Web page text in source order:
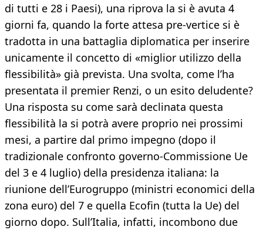
di tutti e 28 i Paesi), una riprova la si è avuta 4
giorni fa, quando la forte attesa pre-vertice si è
tradotta in una battaglia diplomatica per inserire
unicamente il concetto di «miglior utilizzo della
flessibilità» già prevista. Una svolta, come l’ha
presentata il premier Renzi, o un esito deludente?
Una risposta su come sarà declinata questa
flessibilità la si potrà avere proprio nei prossimi
mesi, a partire dal primo impegno (dopo il
tradizionale confronto governo-Commissione Ue
del 3 e 4 luglio) della presidenza italiana: la
riunione dell’Eurogruppo (ministri economici della
zona euro) del 7 e quella Ecofin (tutta la Ue) del
giorno dopo. Sull’Italia, infatti, incombono due